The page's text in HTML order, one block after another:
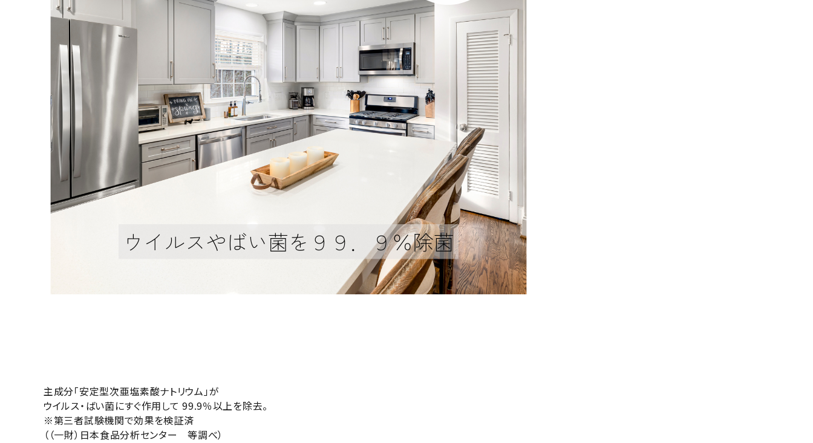
主成分「安定型次亜塩素酸ナトリウム」が
ウイルス・ばい菌にすぐ作用して 99.9％以上を除去。
※第三者試験機関で効果を検証済
（（一財）日本食品分析センター 等調べ）